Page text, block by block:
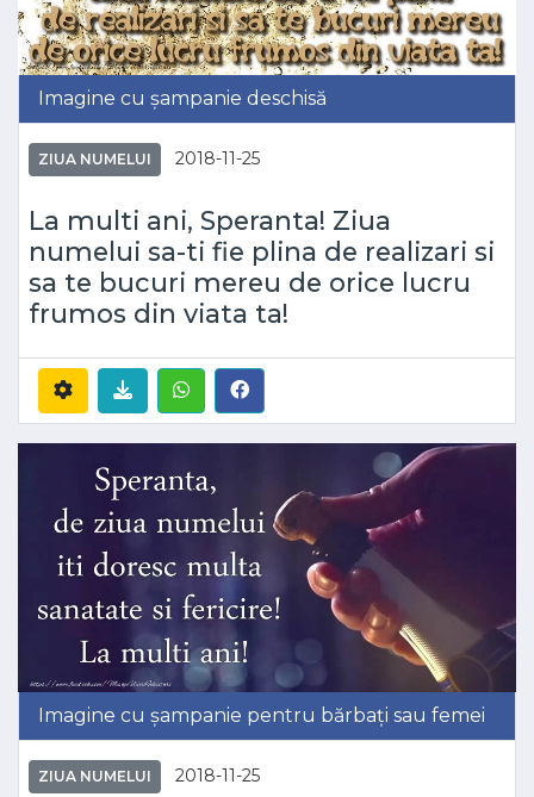
Imagine cu șampanie deschisă
ZIUA NUMELUI 2018-11-25
La multi ani, Speranta! Ziua
numelui sa-ti fie plina de realizari si
sa te bucuri mereu de orice lucru
frumos din viata ta!
Imagine cu șampanie pentru bărbați sau femei
ZIUA NUMELUI 2018-11-25